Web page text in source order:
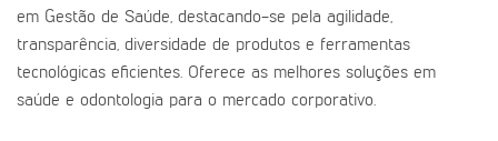
em Gestão de Saúde, destacando-se pela agilidade,
transparência, diversidade de produtos e ferramentas
tecnológicas eficientes. Oferece as melhores soluções em
saúde e odontologia para o mercado corporativo.